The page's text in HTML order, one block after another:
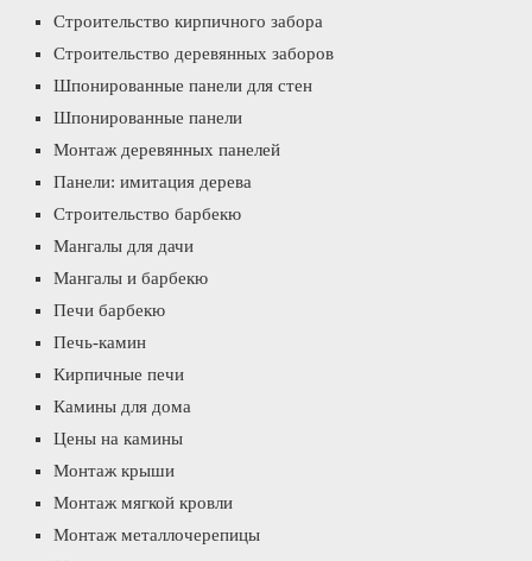
Строительство кирпичного забора
Строительство деревянных заборов
Шпонированные панели для стен
Шпонированные панели
Монтаж деревянных панелей
Панели: имитация дерева
Строительство барбекю
Мангалы для дачи
Мангалы и барбекю
Печи барбекю
Печь-камин
Кирпичные печи
Камины для дома
Цены на камины
Монтаж крыши
Монтаж мягкой кровли
Монтаж металлочерепицы